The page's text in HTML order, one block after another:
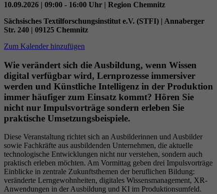
10.09.2026 | 09:00 - 16:00 Uhr | Region Chemnitz
Sächsisches Textilforschungsinstitut e.V. (STFI) | Annaberger
Str. 240 | 09125 Chemnitz
Zum Kalender hinzufügen
Wie verändert sich die Ausbildung, wenn Wissen
digital verfügbar wird, Lernprozesse immersiver
werden und Künstliche Intelligenz in der Produktion
immer häufiger zum Einsatz kommt? Hören Sie
nicht nur Impulsvorträge sondern erleben Sie
praktische Umsetzungsbeispiele.
Diese Veranstaltung richtet sich an Ausbilderinnen und Ausbilder
sowie Fachkräfte aus ausbildenden Unternehmen, die aktuelle
technologische Entwicklungen nicht nur verstehen, sondern auch
praktisch erleben möchten. Am Vormittag geben drei Impulsvorträge
Einblicke in zentrale Zukunftsthemen der beruflichen Bildung:
veränderte Lerngewohnheiten, digitales Wissensmanagement, XR-
Anwendungen in der Ausbildung und KI im Produktionsumfeld.
Datenschutzeinstellungen der Nutzer auf der
Youtube-Plattform zu verfolgen und zu
erweitern.
YSC
Anbieter YouTube (Google)
Laufzeit Sitzungsende
Zweck
Registriert eine eindeutige ID, um Statistiken
der Videos von YouTube, die der Benutzer
gesehen hat, zu behalten.